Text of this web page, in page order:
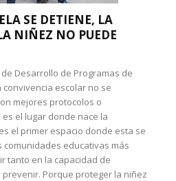
SE DETIENE, LA
NIÑEZ NO PUEDE
Desarrollo de Programas de
convivencia escolar no se
mejores protocolos o
el lugar donde nace la
el primer espacio donde esta se
comunidades educativas más
tanto en la capacidad de
Porque proteger la niñez